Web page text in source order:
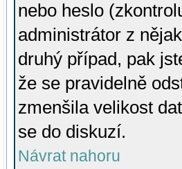
nebo heslo
administrátor z
druhý případ, pak
že se pravidelně
zmenšila velikost
se do diskuzí.
Návrat nahoru